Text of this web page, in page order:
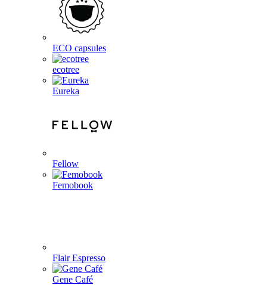
ECO capsules
ecotree
Eureka
Fellow
Femobook
Flair Espresso
Gene Café